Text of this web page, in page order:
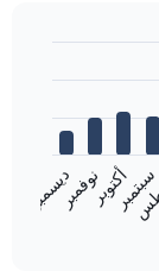
سبتمبرأكتوبرنوفمبر
ديسمبر